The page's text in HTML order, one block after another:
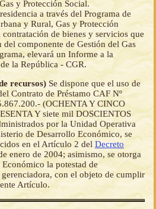
y Protección Social.
a través del Programa de
y Rural, Gas y Protección
de bienes y servicios que
componente de Gestión del Gas
elevará un Informe a la
la República - CGR.
recursos) Se dispone que el uso de
Contrato de Préstamo CAF Nº
(OCHENTA Y CINCO
Y siete mil DOSCIENTOS
por la Unidad Operativa
de Desarrollo Económico, se
en el Artículo 2 del Decreto
enero de 2004; asimismo, se otorga
la potestad de
con el objeto de cumplir
Artículo.